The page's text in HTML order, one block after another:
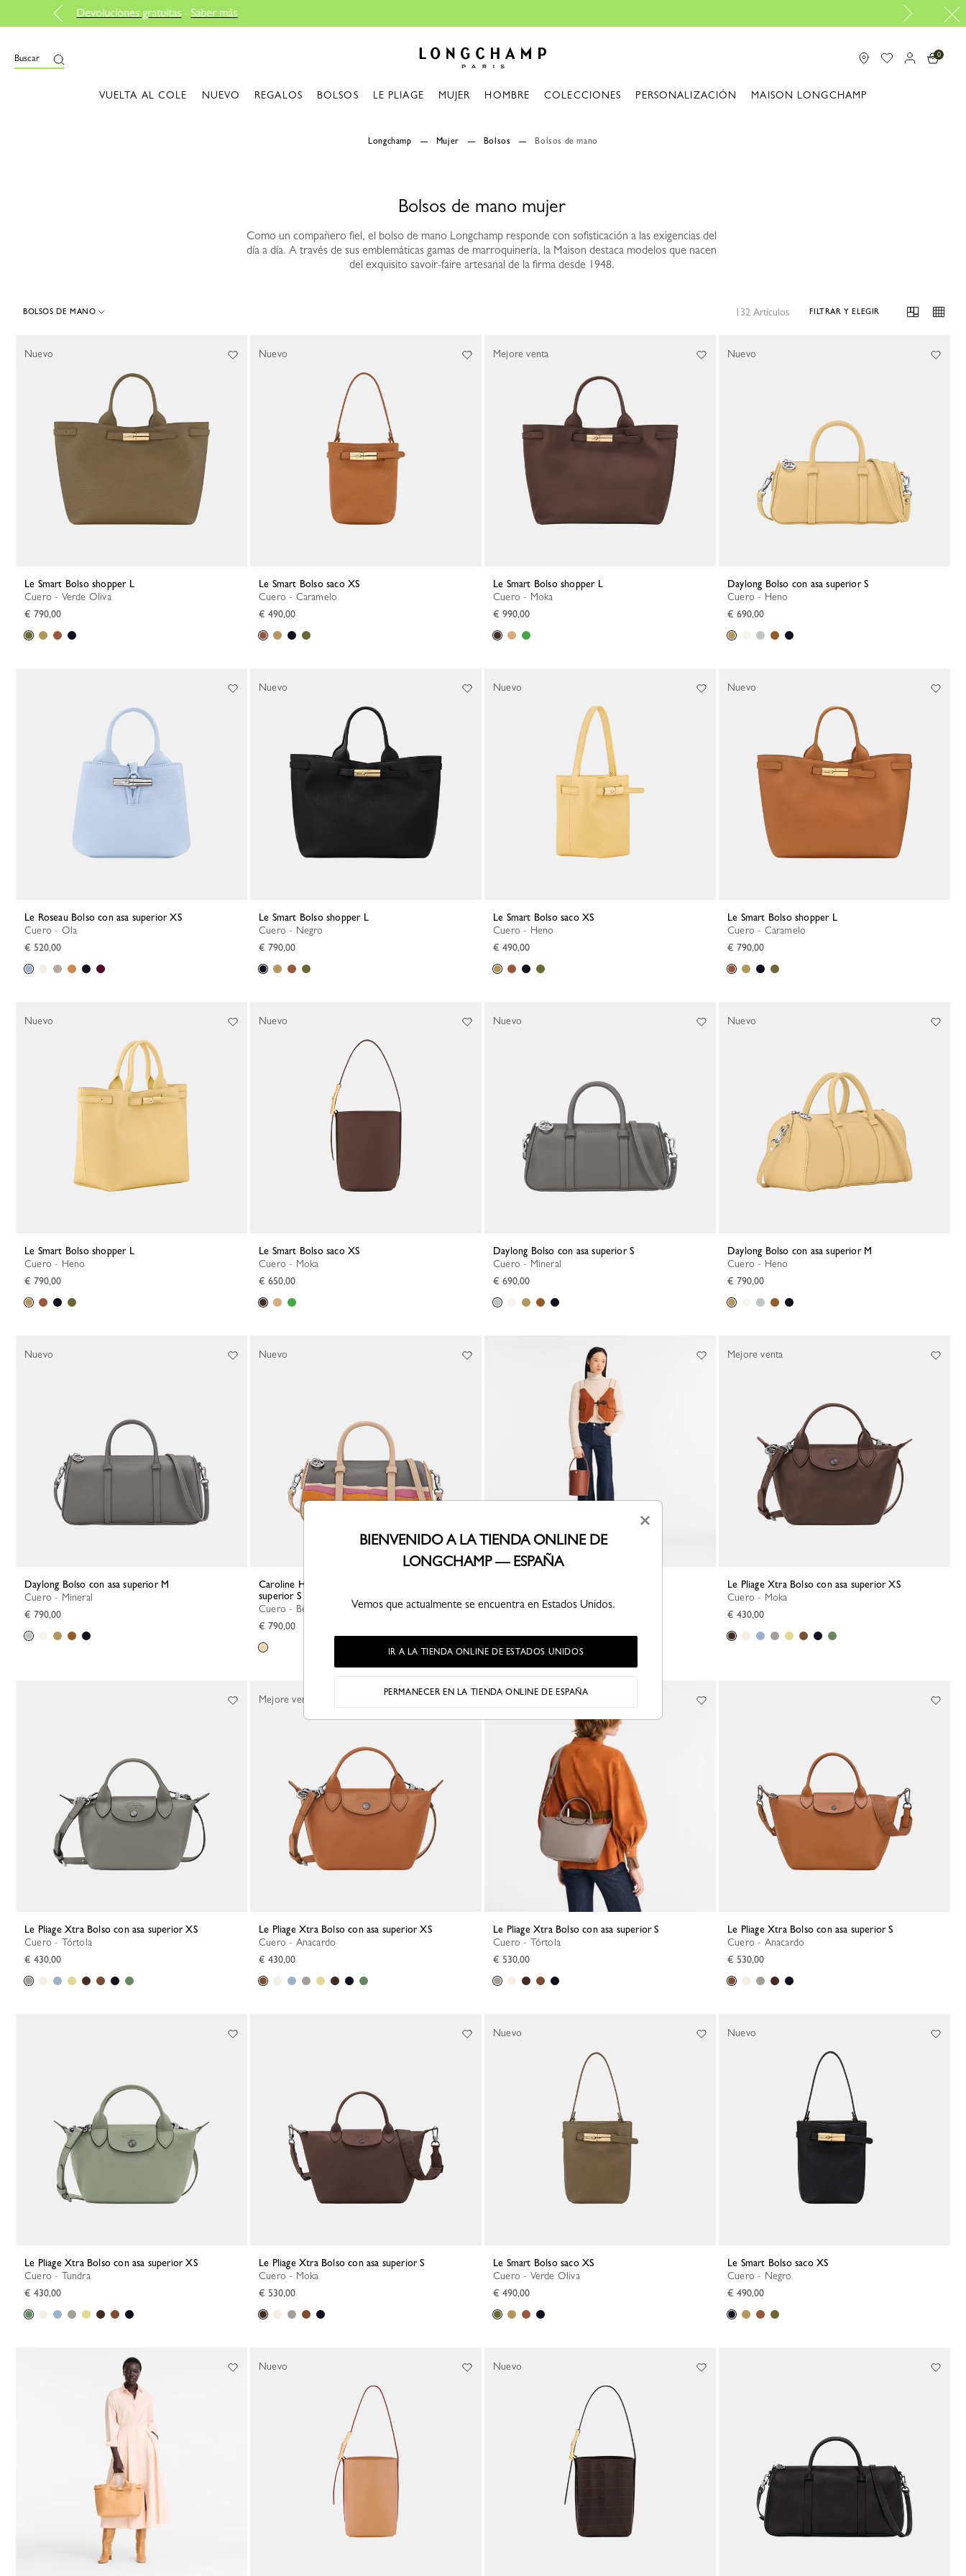
Buscar 0
VUELTA AL COLE NUEVO REGALOS BOLSOS LE PLIAGE MUJER HOMBRE COLECCIONES PERSONALIZACIÓN MAISON LONGCHAMP
Longchamp Mujer Bolsos Bolsos de mano
Bolsos de mano mujer
Como un compañero fiel, el bolso de mano Longchamp responde con sofisticación a las exigencias del
día a día. A través de sus emblemáticas gamas de marroquinería, la Maison destaca modelos que nacen
del exquisito savoir-faire artesanal de la firma desde 1948.
BOLSOS DE MANO 132 Artículos FILTRAR Y ELEGIR
Le Smart Bolso shopper L
Cuero - Verde Oliva
€ 790,00
Nuevo
Le Smart Bolso saco XS
Cuero - Caramelo
€ 490,00
Nuevo
Le Smart Bolso shopper L
Cuero - Moka
€ 990,00
Mejore venta
Daylong Bolso con asa superior S
Cuero - Heno
€ 690,00
Nuevo
Le Roseau Bolso con asa superior XS
Cuero - Ola
€ 520,00
Le Smart Bolso shopper L
Cuero - Negro
€ 790,00
Nuevo
Le Smart Bolso saco XS
Cuero - Heno
€ 490,00
Nuevo
Le Smart Bolso shopper L
Cuero - Caramelo
€ 790,00
Nuevo
Le Smart Bolso shopper L
Cuero - Heno
€ 790,00
Nuevo
Le Smart Bolso saco XS
Cuero - Moka
€ 650,00
Nuevo
Daylong Bolso con asa superior S
Cuero - Mineral
€ 690,00
Nuevo
Daylong Bolso con asa superior M
Cuero - Heno
€ 790,00
Nuevo
Daylong Bolso con asa superior M
Cuero - Mineral
€ 790,00
Nuevo
Caroline Hélain x Longchamp Bolso con asa
superior S
Cuero - Beige
€ 790,00
Nuevo
Le Pliage Xtra Bolso con asa superior XS
Cuero - Moka
€ 430,00
Mejore venta
Le Pliage Xtra Bolso con asa superior XS
Cuero - Tórtola
€ 430,00
Le Pliage Xtra Bolso con asa superior XS
Cuero - Anacardo
€ 430,00
Mejore venta
Le Pliage Xtra Bolso con asa superior S
Cuero - Tórtola
€ 530,00
Le Pliage Xtra Bolso con asa superior S
Cuero - Anacardo
€ 530,00
Le Pliage Xtra Bolso con asa superior XS
Cuero - Tundra
€ 430,00
Le Pliage Xtra Bolso con asa superior S
Cuero - Moka
€ 530,00
Le Smart Bolso saco XS
Cuero - Verde Oliva
€ 490,00
Nuevo
Le Smart Bolso saco XS
Cuero - Negro
€ 490,00
Nuevo
Nuevo Nuevo
×
BIENVENIDO A LA TIENDA ONLINE DE
LONGCHAMP — ESPAÑA
Vemos que actualmente se encuentra en Estados Unidos.
IR A LA TIENDA ONLINE DE ESTADOS UNIDOS
PERMANECER EN LA TIENDA ONLINE DE ESPAÑA